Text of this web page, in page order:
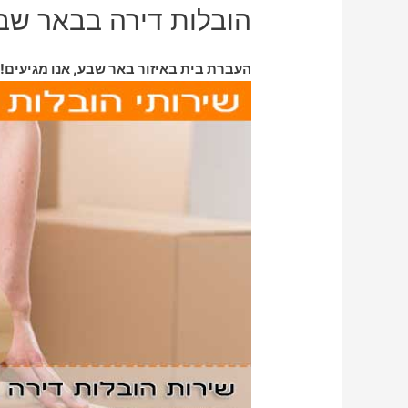
הובלות דירה בבאר
העברת בית באיזור באר שבע, אנו מגיעים!